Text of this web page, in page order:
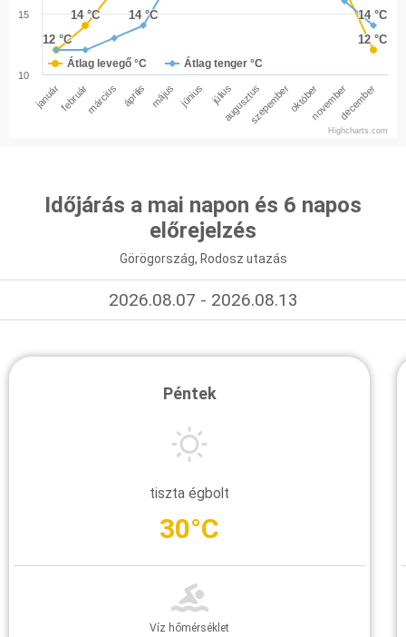
12 °C
12 °C
14 °C
14 °C
12 °C
12 °C
14 °C
14 °C 14 °C
14 °C
Átlag levegő °C Átlag tenger °C
januárfebruármárcius április május június júliusaugusztusszepemberoktóbernovemberdecember
10
15
Highcharts.com
Időjárás a mai napon és 6 napos
előrejelzés
Görögország, Rodosz utazás
2026.08.07 - 2026.08.13
Péntek
tiszta égbolt
30°C
Víz hőmérséklet